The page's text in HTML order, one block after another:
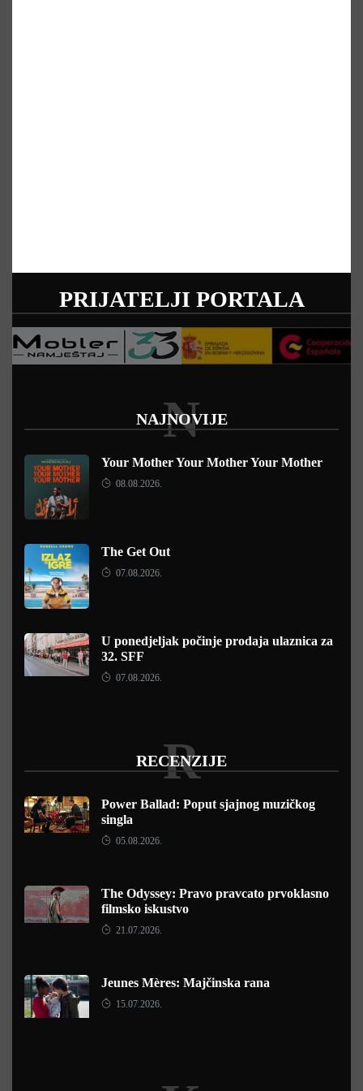
PRIJATELJI PORTALA
NAJNOVIJE
N
Your Mother Your Mother Your Mother
08.08.2026.
The Get Out
07.08.2026.
U ponedjeljak počinje prodaja ulaznica za
32. SFF
07.08.2026.
RECENZIJE
R
Power Ballad: Poput sjajnog muzičkog
singla
05.08.2026.
The Odyssey: Pravo pravcato prvoklasno
filmsko iskustvo
21.07.2026.
Jeunes Mères: Majčinska rana
15.07.2026.